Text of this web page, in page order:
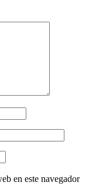
en este navegador